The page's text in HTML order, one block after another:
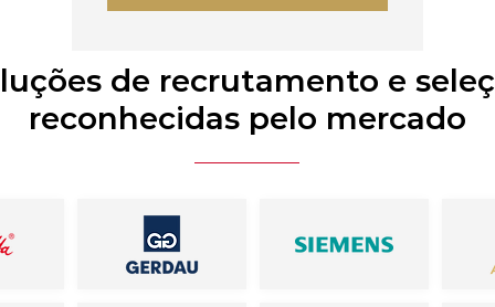
de recrutamento e
reconhecidas pelo mercado